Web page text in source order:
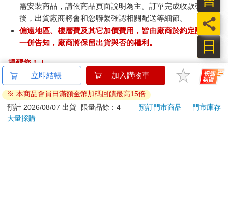
需安裝商品，請依商品頁面說明為主。訂單完成收款確認
後，出貨廠商將會和您聯繫確認相關配送等細節。
偏遠地區、樓層費及其它加價費用，皆由廠商於約定配送時
一併告知，廠商將保留出貨與否的權利。
提醒您！！
金石堂及銀行均不會請您操作ATM! 如接獲電話要求您前往
ATM提款機，請不要聽從指示，以免受騙上當！
退換貨須知：
**提醒您，鑑賞期不等於試用期，退回商品須為全新狀態**
立即結帳 加入購物車
※ 本商品會員日滿額金幣加碼回饋最高15倍
預計 2026/08/07 出貨
限量品餘：4 預訂門市商品
門市庫存
大量採購
日
員